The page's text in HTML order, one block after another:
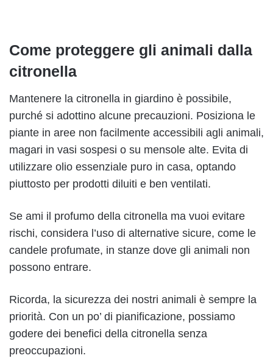
Come proteggere gli animali dalla
citronella
Mantenere la citronella in giardino è possibile,
purché si adottino alcune precauzioni. Posiziona le
piante in aree non facilmente accessibili agli animali,
magari in vasi sospesi o su mensole alte. Evita di
utilizzare olio essenziale puro in casa, optando
piuttosto per prodotti diluiti e ben ventilati.
Se ami il profumo della citronella ma vuoi evitare
rischi, considera l’uso di alternative sicure, come le
candele profumate, in stanze dove gli animali non
possono entrare.
Ricorda, la sicurezza dei nostri animali è sempre la
priorità. Con un po’ di pianificazione, possiamo
godere dei benefici della citronella senza
preoccupazioni.